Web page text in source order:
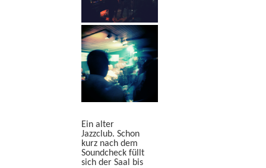
Ein alter
Jazzclub. Schon
kurz nach dem
Soundcheck füllt
sich der Saal bis